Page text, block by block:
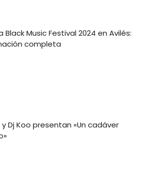
Black Music Festival 2024 en Avilés:
completa
y Dj Koo presentan «Un cadáver